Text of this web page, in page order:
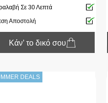
Σε 30 Λεπτά
Αποστολή
Κάν’ το δικό σου
DEALS